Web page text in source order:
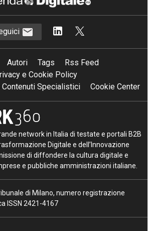
Autori Tags
Rss Feed
e Cookie Policy
Specialistici
Cookie Center
network in Italia di testate e portali B2B
Digitale e dell’Innovazione
di diffondere la cultura digitale e
e pubbliche amministrazioni italiane.
di Milano, numero registrazione
ISSN 2421-4167